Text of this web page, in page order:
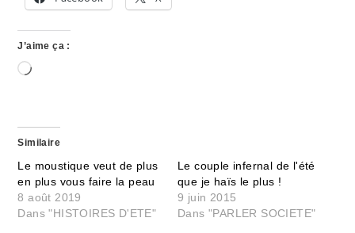
J’aime ça :
Chargement…
Similaire
Le moustique veut de plus
en plus vous faire la peau
8 août 2019
Dans "HISTOIRES D'ETE"
Le couple infernal de l'été
que je haïs le plus !
9 juin 2015
Dans "PARLER SOCIETE"